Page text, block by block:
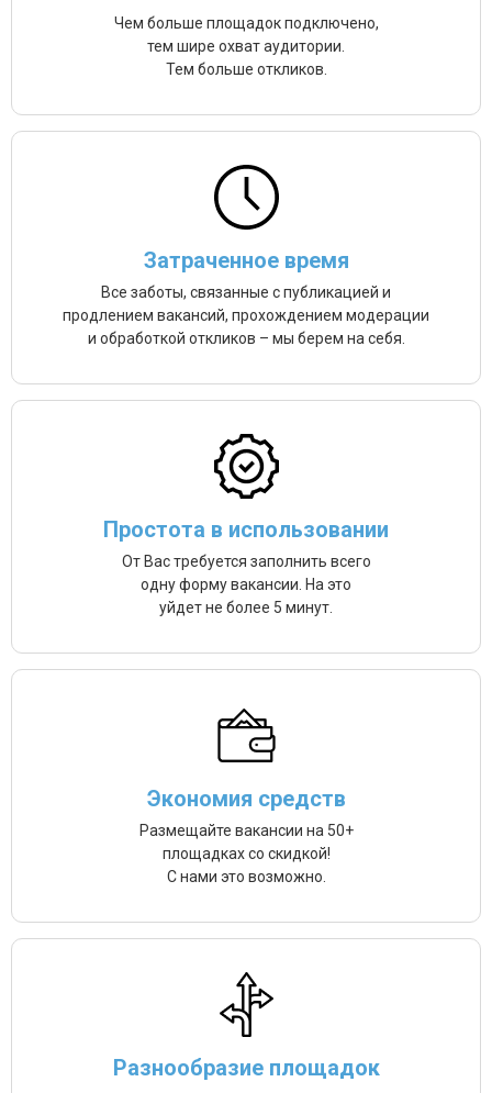
Чем больше площадок подключено,
тем шире охват аудитории.
Тем больше откликов.
Затраченное время
Все заботы, связанные с публикацией и
продлением вакансий, прохождением модерации
и обработкой откликов – мы берем на себя.
Простота в использовании
От Вас требуется заполнить всего
одну форму вакансии. На это
уйдет не более 5 минут.
Экономия средств
Размещайте вакансии на 50+
площадках со скидкой!
С нами это возможно.
Разнообразие площадок